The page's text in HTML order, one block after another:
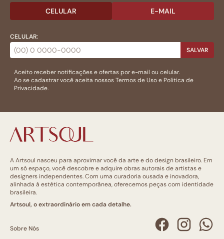
CELULAR E-MAIL
CELULAR:
SALVAR
Aceito receber notificações e ofertas por e-mail ou celular.
Ao se cadastrar você aceita nossosTermos de Usoe Politica de
Privacidade.
A Artsoul nasceu para aproximar você da arte e do design brasileiro. Em
um só espaço, você descobre e adquire obras autorais de artistas e
designers independentes. Com uma curadoria ousada e inovadora,
alinhada à estética contemporânea, oferecemos peças com identidade
brasileira.
Artsoul, o extraordinário em cada detalhe.
Sobre Nós